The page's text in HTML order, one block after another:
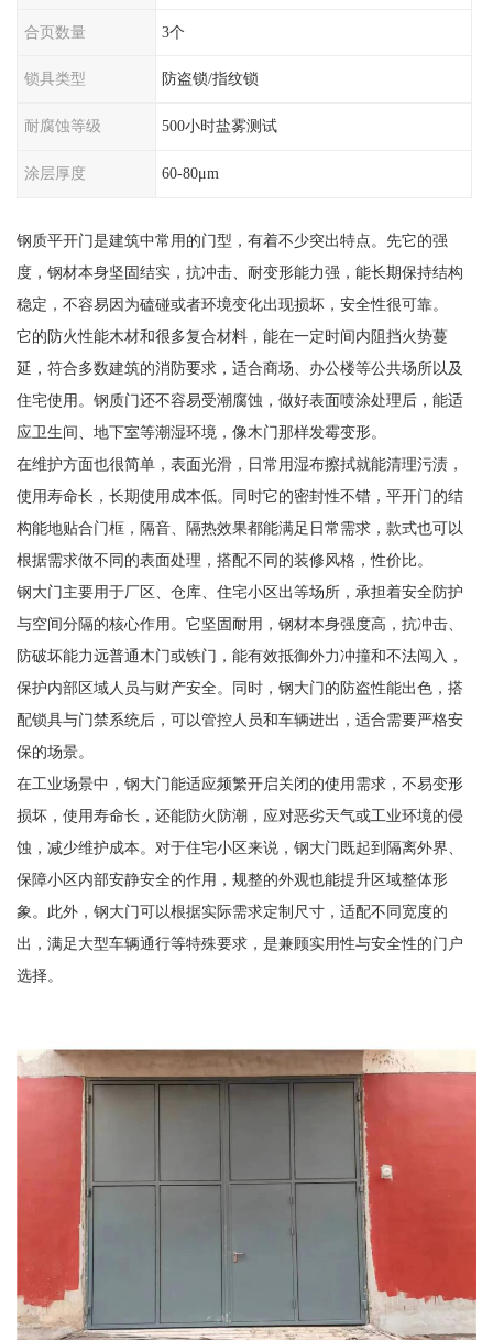
合页数量 3个
锁具类型 防盗锁/指纹锁
耐腐蚀等级 500小时盐雾测试
涂层厚度 60-80μm
钢质平开门是建筑中常用的门型，有着不少突出特点。先它的强
度，钢材本身坚固结实，抗冲击、耐变形能力强，能长期保持结构
稳定，不容易因为磕碰或者环境变化出现损坏，安全性很可靠。
它的防火性能木材和很多复合材料，能在一定时间内阻挡火势蔓
延，符合多数建筑的消防要求，适合商场、办公楼等公共场所以及
住宅使用。钢质门还不容易受潮腐蚀，做好表面喷涂处理后，能适
应卫生间、地下室等潮湿环境，像木门那样发霉变形。
在维护方面也很简单，表面光滑，日常用湿布擦拭就能清理污渍，
使用寿命长，长期使用成本低。同时它的密封性不错，平开门的结
构能地贴合门框，隔音、隔热效果都能满足日常需求，款式也可以
根据需求做不同的表面处理，搭配不同的装修风格，性价比。
钢大门主要用于厂区、仓库、住宅小区出等场所，承担着安全防护
与空间分隔的核心作用。它坚固耐用，钢材本身强度高，抗冲击、
防破坏能力远普通木门或铁门，能有效抵御外力冲撞和不法闯入，
保护内部区域人员与财产安全。同时，钢大门的防盗性能出色，搭
配锁具与门禁系统后，可以管控人员和车辆进出，适合需要严格安
保的场景。
在工业场景中，钢大门能适应频繁开启关闭的使用需求，不易变形
损坏，使用寿命长，还能防火防潮，应对恶劣天气或工业环境的侵
蚀，减少维护成本。对于住宅小区来说，钢大门既起到隔离外界、
保障小区内部安静安全的作用，规整的外观也能提升区域整体形
象。此外，钢大门可以根据实际需求定制尺寸，适配不同宽度的
出，满足大型车辆通行等特殊要求，是兼顾实用性与安全性的门户
选择。